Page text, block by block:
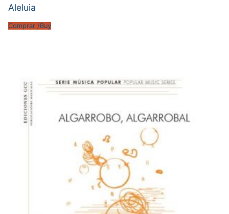
Aleluia
Comprar /Buy